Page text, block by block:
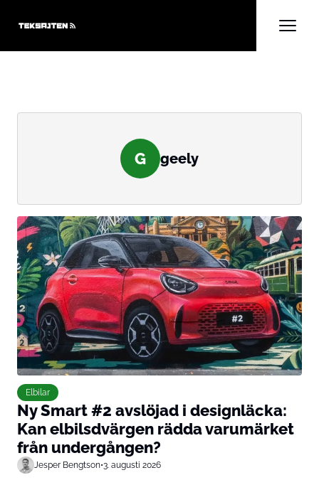
G geely
Elbilar
Ny Smart #2 avslöjad i designläcka:
Kan elbilsdvärgen rädda varumärket
från undergången?
Jesper Bengtson•3. augusti 2026